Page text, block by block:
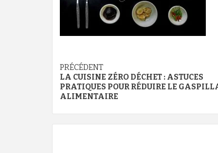
Navigation
d’article
PRÉCÉDENT
LA CUISINE ZÉRO DÉCHET : ASTUCES
PRATIQUES POUR RÉDUIRE LE
ALIMENTAIRE